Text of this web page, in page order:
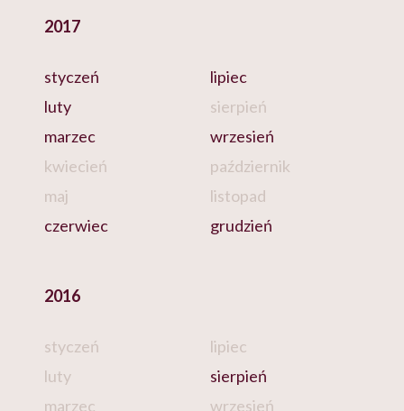
2017
styczeń
luty
marzec
kwiecień
maj
czerwiec
lipiec
sierpień
wrzesień
październik
listopad
grudzień
2016
styczeń
luty
marzec
lipiec
sierpień
wrzesień